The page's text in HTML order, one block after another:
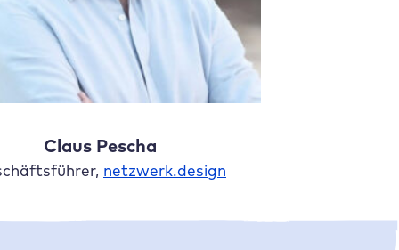
Claus Pescha
netzwerk.design